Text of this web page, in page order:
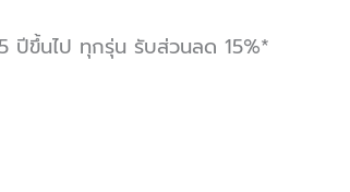
ปีขึ้นไป ทุกรุ่น รับส่วนลด 15%*